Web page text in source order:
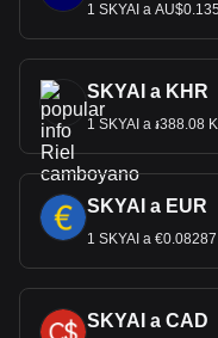
1 SKYAI a
SKYAI a KHR
1 SKYAI a ៛388.08
SKYAI a EUR
1 SKYAI a
SKYAI a CAD